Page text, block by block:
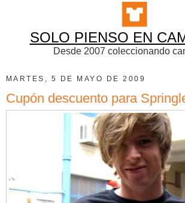
SOLO PIENSO EN
Desde 2007 coleccionando
MARTES, 5 DE MAYO DE 2009
Cupón descuento para